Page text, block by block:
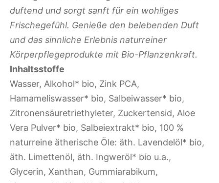
duftend und sorgt sanft für ein wohliges
Frischegefühl. Genieße den belebenden Duft
und das sinnliche Erlebnis naturreiner
Körperpflegeprodukte mit Bio-Pflanzenkraft.
Inhaltsstoffe
Wasser, Alkohol* bio, Zink PCA,
Hamameliswasser* bio, Salbeiwasser* bio,
Zitronensäuretriethyleter, Zuckertensid, Aloe
Vera Pulver* bio, Salbeiextrakt* bio, 100 %
naturreine ätherische Öle: äth. Lavendelöl* bio,
äth. Limettenöl, äth. Ingweröl* bio u.a.,
Glycerin, Xanthan, Gummiarabikum,